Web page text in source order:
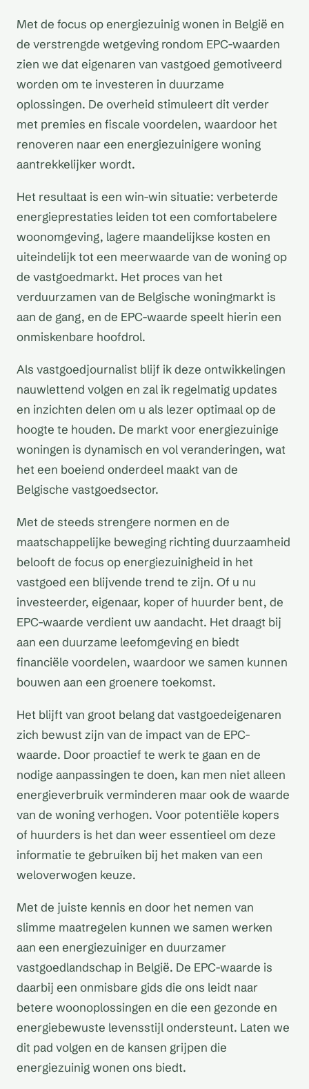
Met de focus op energiezuinig wonen in België en
de verstrengde wetgeving rondom EPC-waarden
zien we dat eigenaren van vastgoed gemotiveerd
worden om te investeren in duurzame
oplossingen. De overheid stimuleert dit verder
met premies en fiscale voordelen, waardoor het
renoveren naar een energiezuinigere woning
aantrekkelijker wordt.
Het resultaat is een win-win situatie: verbeterde
energieprestaties leiden tot een comfortabelere
woonomgeving, lagere maandelijkse kosten en
uiteindelijk tot een meerwaarde van de woning op
de vastgoedmarkt. Het proces van het
verduurzamen van de Belgische woningmarkt is
aan de gang, en de EPC-waarde speelt hierin een
onmiskenbare hoofdrol.
Als vastgoedjournalist blijf ik deze ontwikkelingen
nauwlettend volgen en zal ik regelmatig updates
en inzichten delen om u als lezer optimaal op de
hoogte te houden. De markt voor energiezuinige
woningen is dynamisch en vol veranderingen, wat
het een boeiend onderdeel maakt van de
Belgische vastgoedsector.
Met de steeds strengere normen en de
maatschappelijke beweging richting duurzaamheid
belooft de focus op energiezuinigheid in het
vastgoed een blijvende trend te zijn. Of u nu
investeerder, eigenaar, koper of huurder bent, de
EPC-waarde verdient uw aandacht. Het draagt bij
aan een duurzame leefomgeving en biedt
financiële voordelen, waardoor we samen kunnen
bouwen aan een groenere toekomst.
Het blijft van groot belang dat vastgoedeigenaren
zich bewust zijn van de impact van de EPC-
waarde. Door proactief te werk te gaan en de
nodige aanpassingen te doen, kan men niet alleen
energieverbruik verminderen maar ook de waarde
van de woning verhogen. Voor potentiële kopers
of huurders is het dan weer essentieel om deze
informatie te gebruiken bij het maken van een
weloverwogen keuze.
Met de juiste kennis en door het nemen van
slimme maatregelen kunnen we samen werken
aan een energiezuiniger en duurzamer
vastgoedlandschap in België. De EPC-waarde is
daarbij een onmisbare gids die ons leidt naar
betere woonoplossingen en die een gezonde en
energiebewuste levensstijl ondersteunt. Laten we
dit pad volgen en de kansen grijpen die
energiezuinig wonen ons biedt.